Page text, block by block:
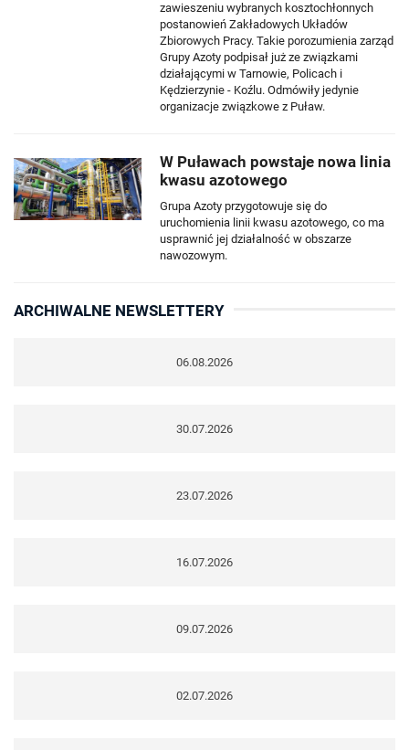
zawieszeniu wybranych kosztochłonnych
postanowień Zakładowych Układów
Zbiorowych Pracy. Takie porozumienia zarząd
Grupy Azoty podpisał już ze związkami
działającymi w Tarnowie, Policach i
Kędzierzynie - Koźlu. Odmówiły jedynie
organizacje związkowe z Puław.
W Puławach powstaje nowa linia
kwasu azotowego
Grupa Azoty przygotowuje się do
uruchomienia linii kwasu azotowego, co ma
usprawnić jej działalność w obszarze
nawozowym.
ARCHIWALNE NEWSLETTERY
06.08.2026
30.07.2026
23.07.2026
16.07.2026
09.07.2026
02.07.2026